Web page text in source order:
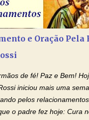
acima de vós, para vos
dos séculos. Amém!
que está acima de
física
e Oração
de fé! Paz e Bem!
iniciou mais uma
pelos
o padre fez hoje: Cura